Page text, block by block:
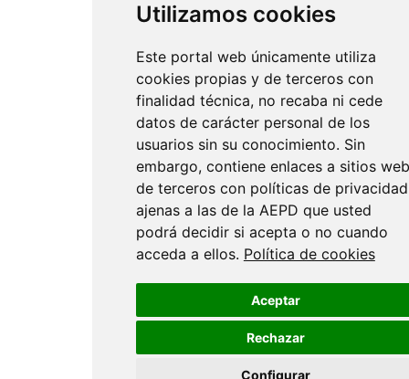
Utilizamos cookies
Este portal web únicamente utiliza
cookies propias y de terceros con
finalidad técnica, no recaba ni cede
datos de carácter personal de los
usuarios sin su conocimiento. Sin
embargo, contiene enlaces a sitios web
de terceros con políticas de privacidad
ajenas a las de la AEPD que usted
podrá decidir si acepta o no cuando
acceda a ellos. Política de cookies
Aceptar
Rechazar
Configurar